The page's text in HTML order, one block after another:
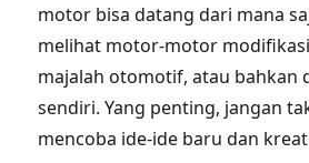
motor bisa datang dari mana
melihat motor-motor
majalah otomotif, atau bahkan
sendiri. Yang penting, jangan
mencoba ide-ide baru dan